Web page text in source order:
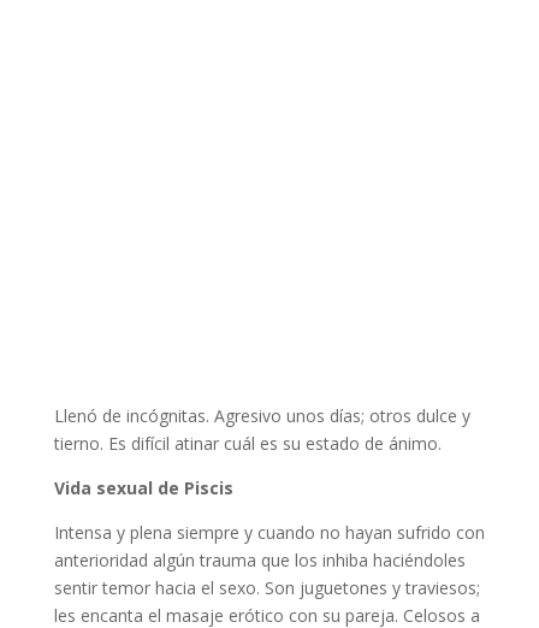
Llenó de incógnitas. Agresivo unos días; otros dulce y
tierno. Es difícil atinar cuál es su estado de ánimo.
Vida sexual de Piscis
Intensa y plena siempre y cuando no hayan sufrido con
anterioridad algún trauma que los inhiba haciéndoles
sentir temor hacia el sexo. Son juguetones y traviesos;
les encanta el masaje erótico con su pareja. Celosos a